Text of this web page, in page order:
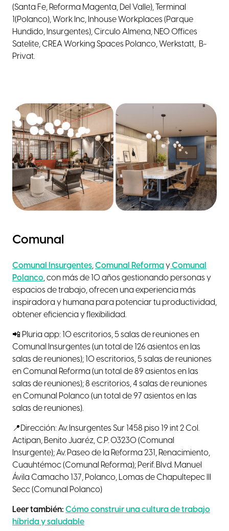
(Santa Fe, Reforma Magenta, Del Valle), Terminal
1(Polanco), Work Inc, Inhouse Workplaces (Parque
Hundido, Insurgentes), Circulo Almena, NEO Offices
Satelite, CREA Working Spaces Polanco, Werkstatt, B-
Privat.
Comunal
Comunal Insurgentes,Comunal ReformayComunal
Polanco, con más de 10 años gestionando personas y
espacios de trabajo, ofrecen una experiencia más
inspiradora y humana para potenciar tu productividad,
obtener eficiencia y flexibilidad.
📲 Pluria app: 10 escritorios, 5 salas de reuniones en
Comunal Insurgentes (un total de 126 asientos en las
salas de reuniones); 10 escritorios, 5 salas de reuniones
en Comunal Reforma (un total de 89 asientos en las
salas de reuniones); 8 escritorios, 4 salas de reuniones
en Comunal Polanco (un total de 97 asientos en las
salas de reuniones).
📍Dirección: Av. Insurgentes Sur 1458 piso 19 int 2 Col.
Actipan, Benito Juaréz, C.P. 03230 (Comunal
Insurgente); Av. Paseo de la Reforma 231, Renacimiento,
Cuauhtémoc (Comunal Reforma); Perif. Blvd. Manuel
Ávila Camacho 137, Polanco, Lomas de Chapultepec III
Secc (Comunal Polanco)
Leer también: Cómo construir una cultura de trabajo
híbrida y saludable